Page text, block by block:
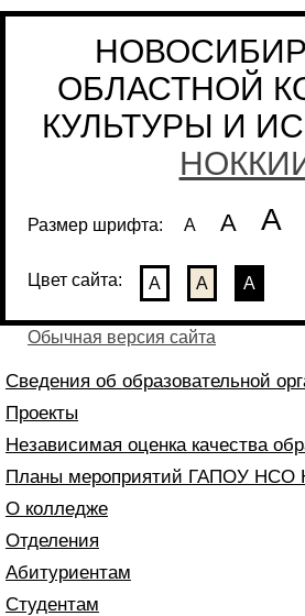
ОБЛАСТНОЙ
КУЛЬТУРЫ И
Размер шрифта: А А А
Цвет сайта: А А А
Обычная версия сайта
Сведения об образовательной
Проекты
Независимая оценка качества
Планы мероприятий ГАПОУ НСО
О колледже
Отделения
Абитуриентам
Студентам